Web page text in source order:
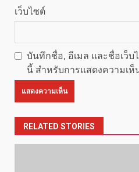
เว็บไซต์
บันทึกชื่อ, อีเมล และชื่อเว็บ
นี้ สำหรับการแสดงความเห็
RELATED STORIES